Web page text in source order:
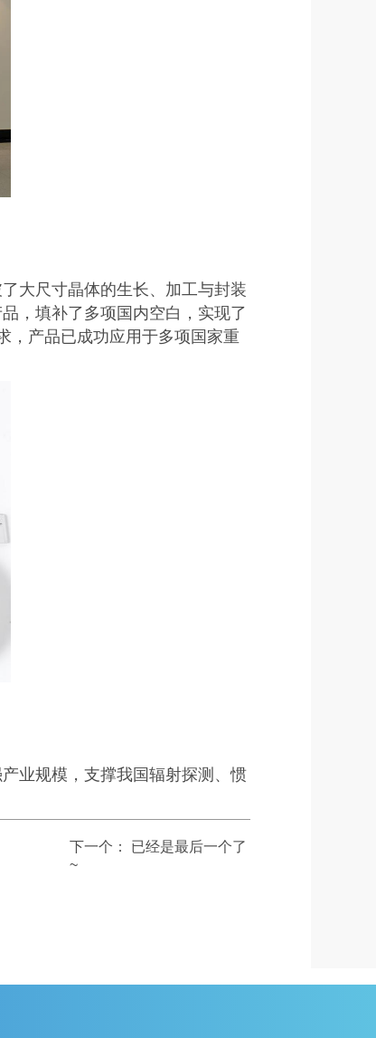
大尺寸晶体的生长、加工与封装
，填补了多项国内空白，实现了
，产品已成功应用于多项国家重
业规模，支撑我国辐射探测、惯
下一个： 已经是最后一个了
~